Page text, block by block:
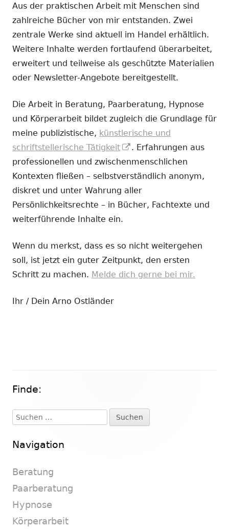
Aus der praktischen Arbeit mit Menschen sind
zahlreiche Bücher von mir entstanden. Zwei
zentrale Werke sind aktuell im Handel erhältlich.
Weitere Inhalte werden fortlaufend überarbeitet,
erweitert und teilweise als geschützte Materialien
oder Newsletter-Angebote bereitgestellt.
Die Arbeit in Beratung, Paarberatung, Hypnose
und Körperarbeit bildet zugleich die Grundlage für
meine publizistische, künstlerische und
schriftstellerische Tätigkeit
In
neuem
Fenster
öffnen
. Erfahrungen aus
professionellen und zwischenmenschlichen
Kontexten fließen – selbstverständlich anonym,
diskret und unter Wahrung aller
Persönlichkeitsrechte – in Bücher, Fachtexte und
weiterführende Inhalte ein.
Wenn du merkst, dass es so nicht weitergehen
soll, ist jetzt ein guter Zeitpunkt, den ersten
Schritt zu machen. Melde dich gerne bei mir.
Ihr / Dein Arno Ostländer
Haupt-
Seitenleiste
Finde:
Suchen
nach:
Navigation
Beratung
Paarberatung
Hypnose
Körperarbeit